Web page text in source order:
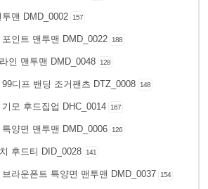
맨 DMD_0002 157
인트 맨투맨 DMD_0022 188
인 맨투맨 DMD_0048 128
디프 밴딩 조거팬츠 DTZ_0008 148
모 후드집업 DHC_0014 167
양면 맨투맨 DMD_0006 126
후드티 DID_0028 141
라운폰트 특양면 맨투맨 DMD_0037 154